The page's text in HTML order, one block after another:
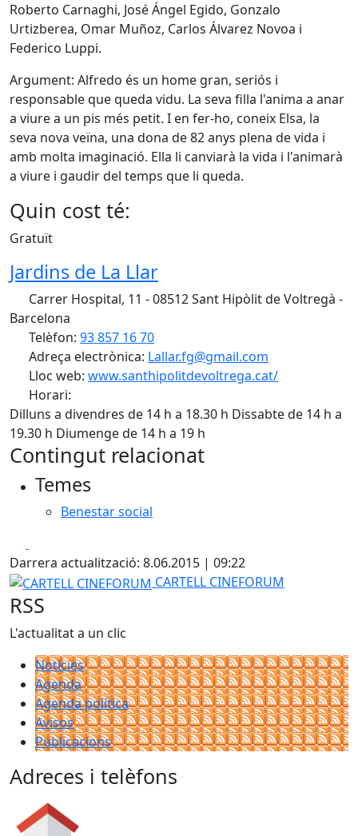
Roberto Carnaghi, José Ángel Egido, Gonzalo
Urtizberea, Omar Muñoz, Carlos Álvarez Novoa i
Federico Luppi.
Argument: Alfredo és un home gran, seriós i
responsable que queda vidu. La seva filla l'anima a anar
a viure a un pis més petit. I en fer-ho, coneix Elsa, la
seva nova veïna, una dona de 82 anys plena de vida i
amb molta imaginació. Ella li canviarà la vida i l'animarà
a viure i gaudir del temps que li queda.
Quin cost té:
Gratuït
Jardins de La Llar
Carrer Hospital, 11 - 08512 Sant Hipòlit de Voltregà -
Barcelona
Telèfon: 93 857 16 70
Adreça electrònica: Lallar.fg@gmail.com
Lloc web: www.santhipolitdevoltrega.cat/
Horari:
Dilluns a divendres de 14 h a 18.30 h Dissabte de 14 h a
19.30 h Diumenge de 14 h a 19 h
Contingut relacionat
Temes
Benestar social
Darrera actualització: 8.06.2015 | 09:22
CARTELL CINEFORUM
CARTELL CINEFORUM
RSS
L'actualitat a un clic
Notícies
Agenda
Agenda política
Avisos
Publicacions
Adreces i telèfons